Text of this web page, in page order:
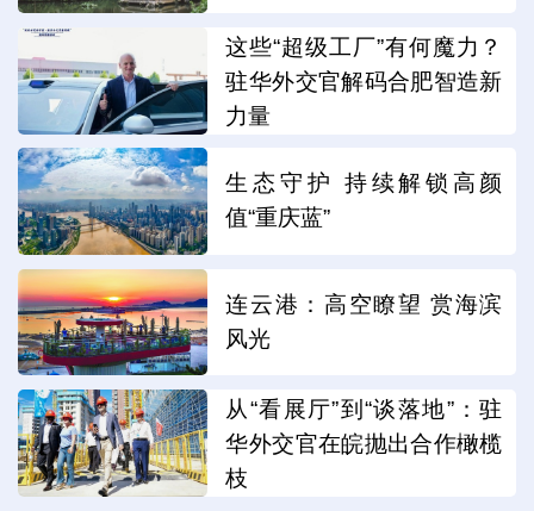
这些“超级工厂”有何魔力？
驻华外交官解码合肥智造新
力量
生态守护 持续解锁高颜
值“重庆蓝”
连云港：高空瞭望 赏海滨
风光
从“看展厅”到“谈落地”：驻
华外交官在皖抛出合作橄榄
枝